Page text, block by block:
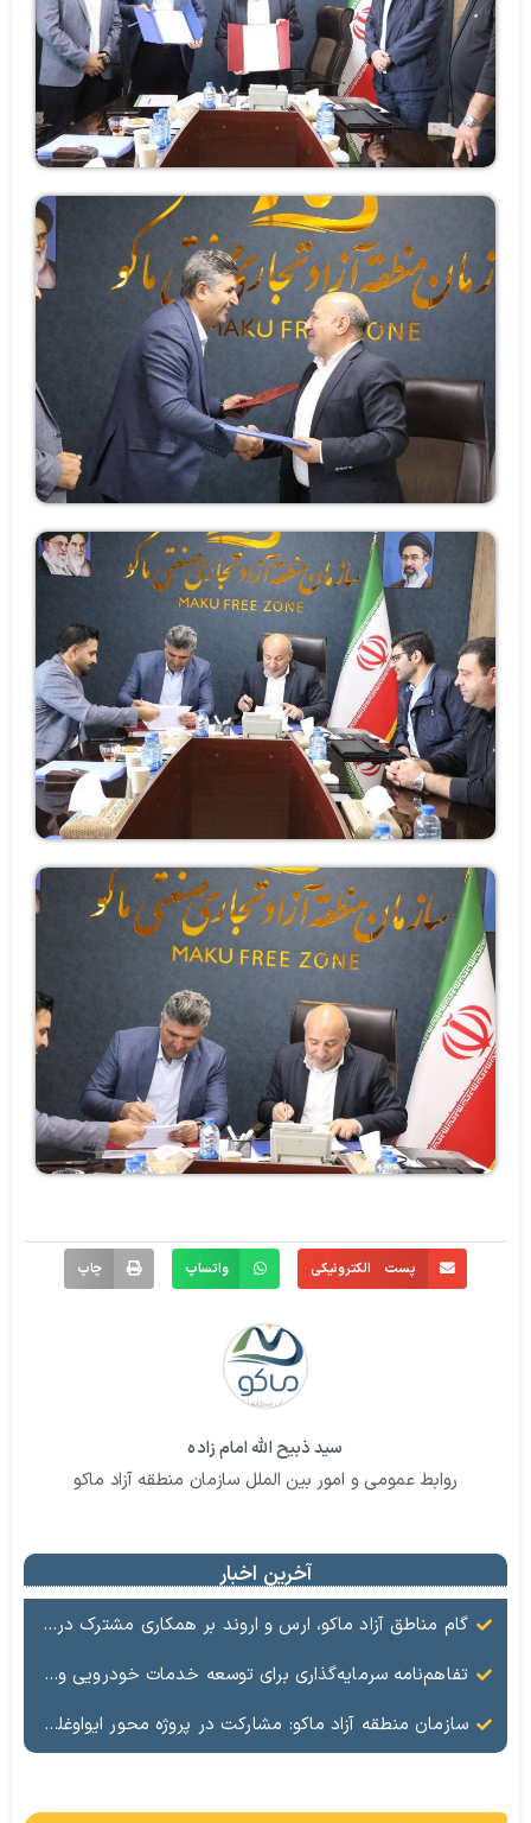
پست الکترونیکی واتساپ چاپ
سید ذبیح الله امام زاده
روابط عمومی و امور بین الملل سازمان منطقه آزاد ماکو
آخرین اخبار
گام مناطق آزاد ماکو، ارس و اروند بر همکاری مشترک در حوزه سرمایه‌گذاری و تجارت
تفاهم‌نامه سرمایه‌گذاری برای توسعه خدمات خودرویی و گردشگری خودرو در منطقه آزاد ماکو امضا شد
سازمان منطقه آزاد ماکو: مشارکت در پروژه محور ایواوغلی ـ گیت مستلزم تأمین منابع و مجوزهای قانونی است